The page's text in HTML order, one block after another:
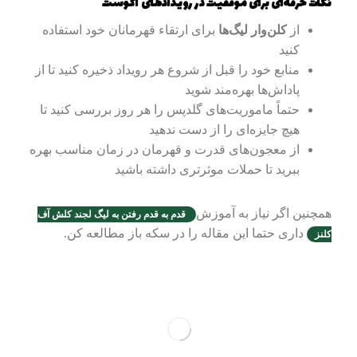
ازکلن‌وار لیگ‌ها برای ارتقاء قهرمانان خود استفاده
کنید
منابع خود را قبل از شروع هر رویداد ذخیره کنید تا از
پاداش‌ها بهره‌مند شوید
حتماً ماموریت‌های گلدپس را هر روز بررسی کنید تا
هیچ جایزه‌ای را از دست ندهید
از معجون‌های قدرت و قهرمان در زمان مناسب بهره
ببرید تا حملات موثرتری داشته باشید
همچنین اگر نیاز به آموزش
قدم به قدم رفتن به لیگ لجند کلش آف
کلنز
داری حتما این مقاله را در سکه باز مطالعه کن.